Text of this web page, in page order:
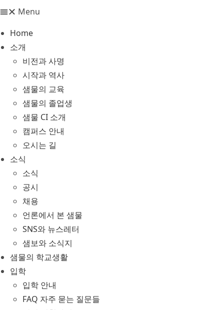
Menu
Home
소개
비전과 사명
시작과 역사
샘물의 교육
샘물의 졸업생
샘물 CI 소개
캠퍼스 안내
오시는 길
소식
소식
공시
채용
언론에서 본 샘물
SNS와 뉴스레터
샘보와 소식지
샘물의 학교생활
입학
입학 안내
FAQ 자주 묻는 질문들